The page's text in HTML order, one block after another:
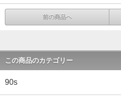
前の商品へ
この商品のカテゴリー
90s